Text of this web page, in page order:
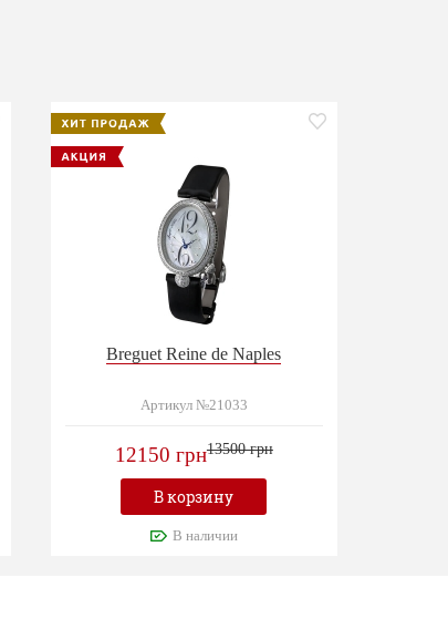
Breguet Reine de Naples
Артикул №21033
12150 грн13500 грн
В корзину
В наличии